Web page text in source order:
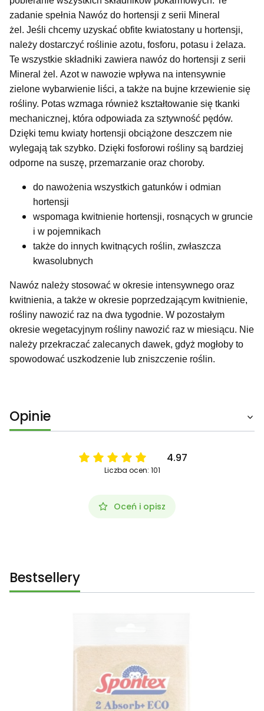
zadanie spełnia Nawóz do hortensji z serii Mineral
żel. Jeśli chcemy uzyskać obfite kwiatostany u hortensji,
należy dostarczyć roślinie azotu, fosforu, potasu i żelaza.
Te wszystkie składniki zawiera nawóz do hortensji z serii
Mineral żel. Azot w nawozie wpływa na intensywnie
zielone wybarwienie liści, a także na bujne krzewienie się
rośliny. Potas wzmaga również kształtowanie się tkanki
mechanicznej, która odpowiada za sztywność pędów.
Dzięki temu kwiaty hortensji obciążone deszczem nie
wylegają tak szybko. Dzięki fosforowi rośliny są bardziej
odporne na suszę, przemarzanie oraz choroby.
do nawożenia wszystkich gatunków i odmian
hortensji
wspomaga kwitnienie hortensji, rosnących w gruncie
i w pojemnikach
także do innych kwitnących roślin, zwłaszcza
kwasolubnych
Nawóz należy stosować w okresie intensywnego oraz
kwitnienia, a także w okresie poprzedzającym kwitnienie,
rośliny nawozić raz na dwa tygodnie. W pozostałym
okresie wegetacyjnym rośliny nawozić raz w miesiącu. Nie
należy przekraczać zalecanych dawek, gdyż mogłoby to
spowodować uszkodzenie lub zniszczenie roślin.
Opinie
4.97
Liczba ocen: 101
Oceń i opisz
Bestsellery